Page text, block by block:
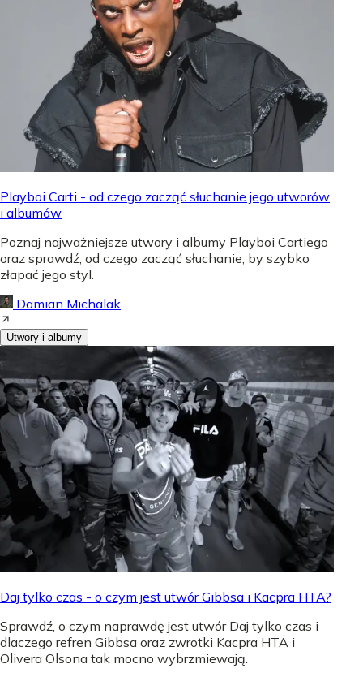
Playboi Carti - od czego zacząć słuchanie jego utworów
i albumów
Poznaj najważniejsze utwory i albumy Playboi Cartiego
oraz sprawdź, od czego zacząć słuchanie, by szybko
złapać jego styl.
Damian Michalak
Utwory i albumy
Daj tylko czas - o czym jest utwór Gibbsa i Kacpra HTA?
Sprawdź, o czym naprawdę jest utwór Daj tylko czas i
dlaczego refren Gibbsa oraz zwrotki Kacpra HTA i
Olivera Olsona tak mocno wybrzmiewają.